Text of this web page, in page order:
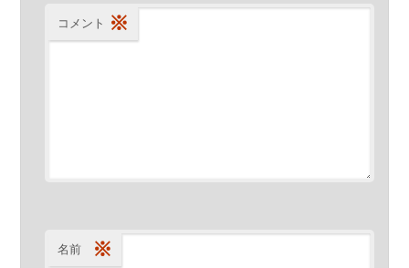
コメント ※
名前 ※